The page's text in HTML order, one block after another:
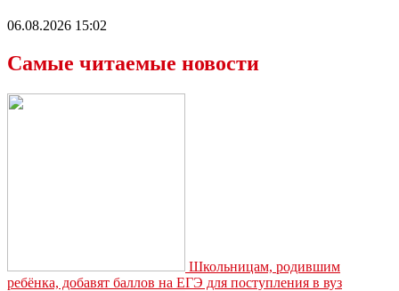
06.08.2026 15:02
Самые читаемые новости
Школьницам, родившим
ребёнка, добавят баллов на ЕГЭ для поступления в вуз